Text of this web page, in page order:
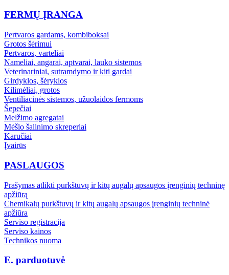
FERMŲ ĮRANGA
Pertvaros gardams, kombiboksai
Grotos šėrimui
Pertvaros, varteliai
Nameliai, angarai, aptvarai, lauko sistemos
Veterinariniai, sutramdymo ir kiti gardai
Girdyklos, šėryklos
Kilimėliai, grotos
Ventiliacinės sistemos, užuolaidos fermoms
Šepečiai
Melžimo agregatai
Mėšlo šalinimo skreperiai
Karučiai
Įvairūs
PASLAUGOS
Prašymas atlikti purkštuvų ir kitų augalų apsaugos įrenginių techninę
apžiūrą
Chemikalų purkštuvų ir kitų augalų apsaugos įrenginių techninė
apžiūra
Serviso registracija
Serviso kainos
Technikos nuoma
E. parduotuvė